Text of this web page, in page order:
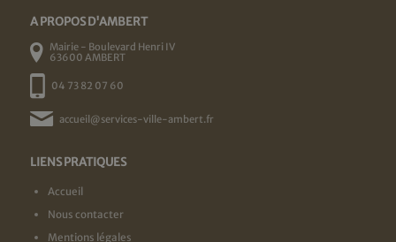
A PROPOS D'AMBERT
Mairie - Boulevard Henri IV
63600 AMBERT
04 73 82 07 60
accueil@services-ville-ambert.fr
LIENS PRATIQUES
Accueil
Nous contacter
Mentions légales